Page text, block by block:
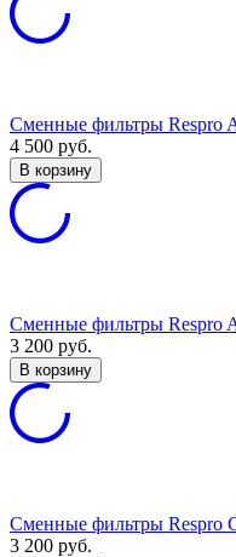
Сменные фильтры Respro
4 500 руб.
В корзину
Сменные фильтры Respro
3 200 руб.
В корзину
Сменные фильтры Respro
3 200 руб.